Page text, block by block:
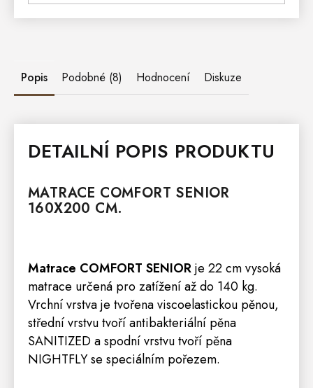
Popis Podobné (8) Hodnocení Diskuze
DETAILNÍ POPIS PRODUKTU
MATRACE COMFORT SENIOR
160X200 CM.
Matrace COMFORT SENIORje 22 cm vysoká
matrace určená pro zatížení až do 140 kg.
Vrchní vrstva je tvořena viscoelastickou pěnou,
střední vrstvu tvoří antibakteriální pěna
SANITIZED a spodní vrstvu tvoří pěna
NIGHTFLY se speciálním pořezem.